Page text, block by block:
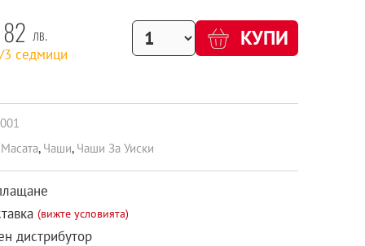
82 лв.
3 седмици
КУПИ
, Чаши, Чаши За Уиски
(вижте условията)
дистрибутор